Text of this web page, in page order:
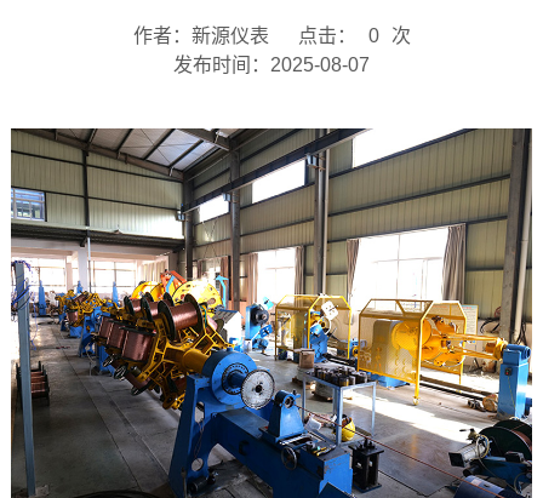
作者：新源仪表 点击： 0
次
发布时间：2025-08-07